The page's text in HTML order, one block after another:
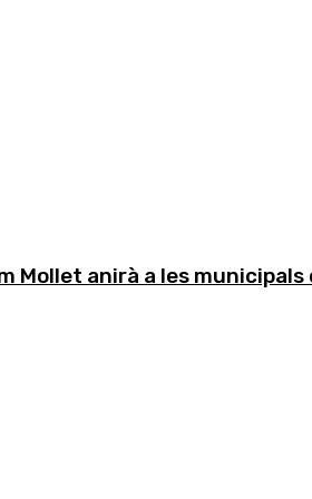
Mollet anirà a les